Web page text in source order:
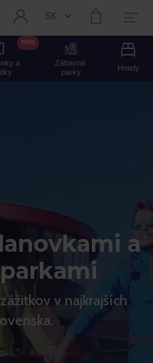
Aktuální jazyk:
SK
a
NEW
Zábavné
parky
Hotely
a
v najkrajších